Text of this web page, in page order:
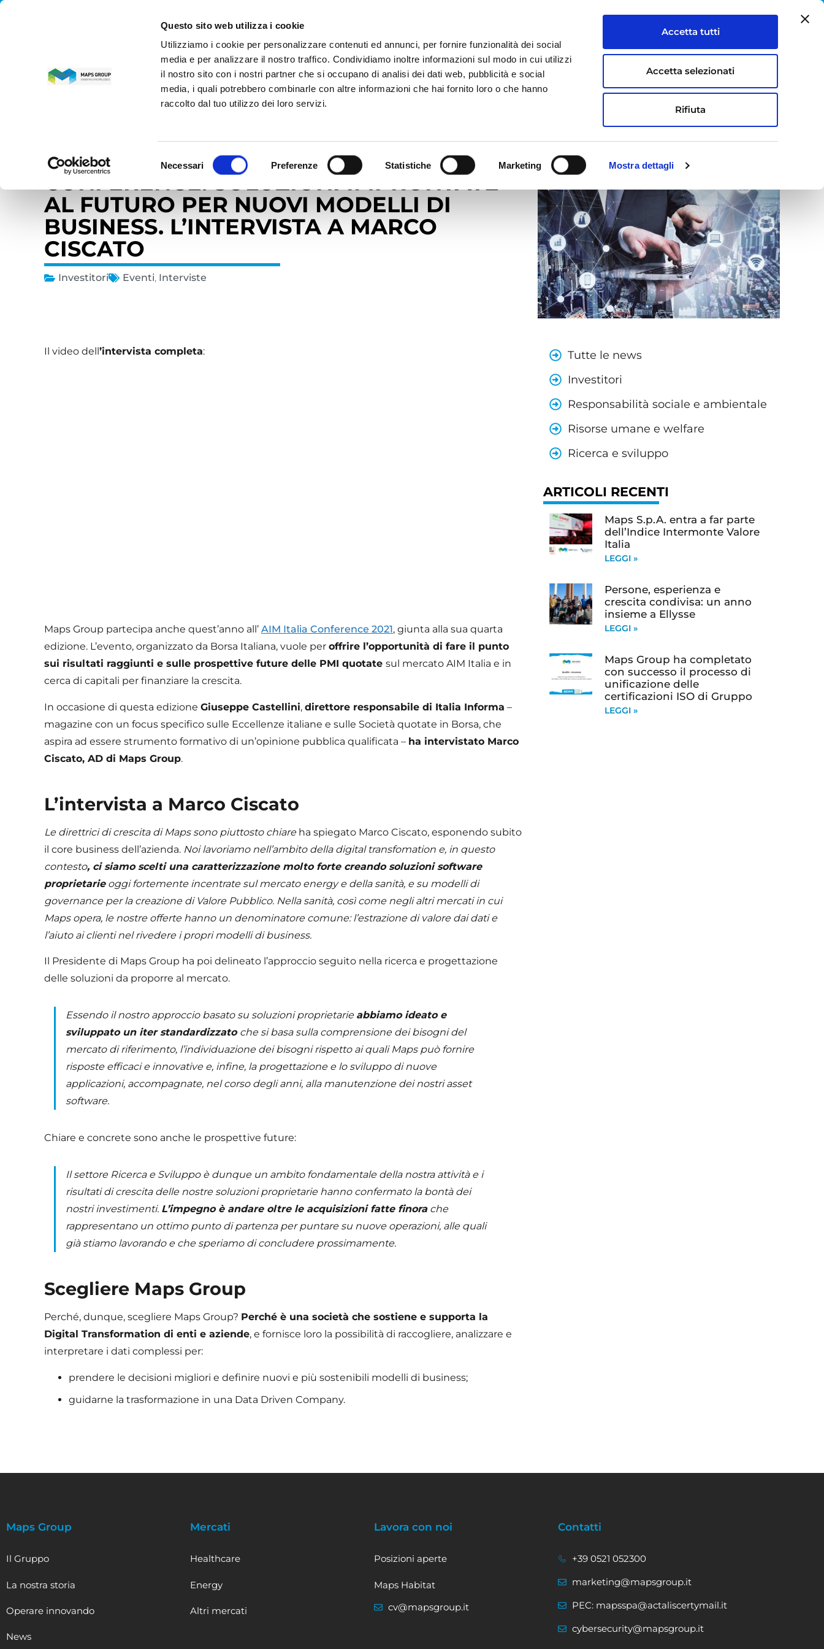
Questo sito web utilizza i cookie
Utilizziamo i cookie per personalizzare contenuti ed annunci, per fornire funzionalità dei social
media e per analizzare il nostro traffico. Condividiamo inoltre informazioni sul modo in cui utilizzi
il nostro sito con i nostri partner che si occupano di analisi dei dati web, pubblicità e social
media, i quali potrebbero combinarle con altre informazioni che hai fornito loro o che hanno
raccolto dal tuo utilizzo dei loro servizi.
del
Necessari Preferenze Statistiche Marketing Mostra dettagli
Accetta tutti
Accetta selezionati
Rifiuta
IT EN
MAPS GROUP MERCATI INVESTITORI SOSTENIBILITÀ NEWS LAVORA CON NOI CONTATTI
Maps Group all’AIM Italia Conference: soluzioni improntate al futuro per nuovi modelli di business. L’intervista a Marco Ciscato
MAPS GROUP ALL’AIM ITALIA
CONFERENCE: SOLUZIONI IMPRONTATE
AL FUTURO PER NUOVI MODELLI DI
BUSINESS. L’INTERVISTA A MARCO
CISCATO
Investitori Eventi, Interviste
Il video dell’intervista completa:
Maps Group partecipa anche quest’anno all’ AIM Italia Conference 2021, giunta alla sua quarta
edizione. L’evento, organizzato da Borsa Italiana, vuole per offrire l’opportunità di fare il punto
sui risultati raggiunti e sulle prospettive future delle PMI quotate sul mercato AIM Italia e in
cerca di capitali per finanziare la crescita.
In occasione di questa edizione Giuseppe Castellini, direttore responsabile di Italia Informa –
magazine con un focus specifico sulle Eccellenze italiane e sulle Società quotate in Borsa, che
aspira ad essere strumento formativo di un’opinione pubblica qualificata – ha intervistato Marco
Ciscato, AD di Maps Group.
L’intervista a Marco Ciscato
Le direttrici di crescita di Maps sono piuttosto chiareha spiegato Marco Ciscato, esponendo subito
il core business dell’azienda. Noi lavoriamo nell’ambito della digital transfomation e, in questo
contesto, ci siamo scelti una caratterizzazione molto forte creando soluzioni software
proprietarieoggi fortemente incentrate sul mercato energy e della sanità, e su modelli di
governance per la creazione di Valore Pubblico. Nella sanità, così come negli altri mercati in cui
Maps opera, le nostre offerte hanno un denominatore comune: l’estrazione di valore dai dati e
l’aiuto ai clienti nel rivedere i propri modelli di business.
Il Presidente di Maps Group ha poi delineato l’approccio seguito nella ricerca e progettazione
delle soluzioni da proporre al mercato.
Essendo il nostro approccio basato su soluzioni proprietarie abbiamo ideato e
sviluppato un iter standardizzato che si basa sulla comprensione dei bisogni del
mercato di riferimento, l’individuazione dei bisogni rispetto ai quali Maps può fornire
risposte efficaci e innovative e, infine, la progettazione e lo sviluppo di nuove
applicazioni, accompagnate, nel corso degli anni, alla manutenzione dei nostri asset
software.
Chiare e concrete sono anche le prospettive future:
Il settore Ricerca e Sviluppo è dunque un ambito fondamentale della nostra attività e i
risultati di crescita delle nostre soluzioni proprietarie hanno confermato la bontà dei
nostri investimenti. L’impegno è andare oltre le acquisizioni fatte finorache
rappresentano un ottimo punto di partenza per puntare su nuove operazioni, alle quali
già stiamo lavorando e che speriamo di concludere prossimamente.
Scegliere Maps Group
Perché, dunque, scegliere Maps Group? Perché è una società che sostiene e supporta la
Digital Transformation di enti e aziende, e fornisce loro la possibilità di raccogliere, analizzare e
interpretare i dati complessi per:
prendere le decisioni migliori e definire nuovi e più sostenibili modelli di business;
guidarne la trasformazione in una Data Driven Company.
Tutte le news
Investitori
Responsabilità sociale e ambientale
Risorse umane e welfare
Ricerca e sviluppo
ARTICOLI RECENTI
Maps S.p.A. entra a far parte
dell’Indice Intermonte Valore
Italia
LEGGI »
Persone, esperienza e
crescita condivisa: un anno
insieme a Ellysse
LEGGI »
Maps Group ha completato
con successo il processo di
unificazione delle
certificazioni ISO di Gruppo
LEGGI »
Maps Group
Il Gruppo
La nostra storia
Operare innovando
News
Mercati
Healthcare
Energy
Altri mercati
Lavora con noi
Posizioni aperte
Maps Habitat
cv@mapsgroup.it
Contatti
+39 0521 052300
marketing@mapsgroup.it
PEC: mapsspa@actaliscertymail.it
cybersecurity@mapsgroup.it